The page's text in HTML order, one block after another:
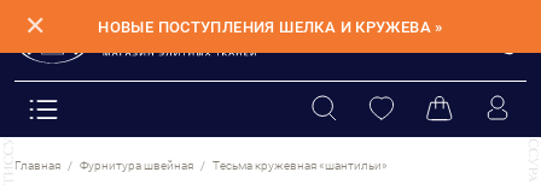
✕ НОВЫЕ ПОСТУПЛЕНИЯ ШЕЛКА И КРУЖЕВА »
Главная Фурнитура швейная Тесьма кружевная «шантильи»